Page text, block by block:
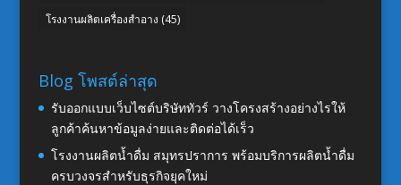
โรงงานผลิตเครื่องสำอาง (45)
Blog โพสต์ล่าสุด
รับออกแบบเว็บไซต์บริษัททัวร์ วางโครงสร้างอย่างไรให้
ลูกค้าค้นหาข้อมูลง่ายและติดต่อได้เร็ว
โรงงานผลิตน้ำดื่ม สมุทรปราการ พร้อมบริการผลิตน้ำดื่ม
ครบวงจรสำหรับธุรกิจยุคใหม่